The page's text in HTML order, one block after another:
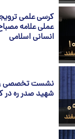
کرسی علمی ترویجی
عملی علامه مصباح در
انسانی اسلامی
نشست تخصصی روش
شهید صدر ره در کتاب